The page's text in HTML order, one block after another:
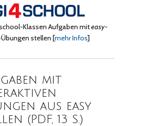
Klassen Aufgaben miteasy-
stellen[mehr Infos]
mit
aus easy
(PDF, 13 S.)